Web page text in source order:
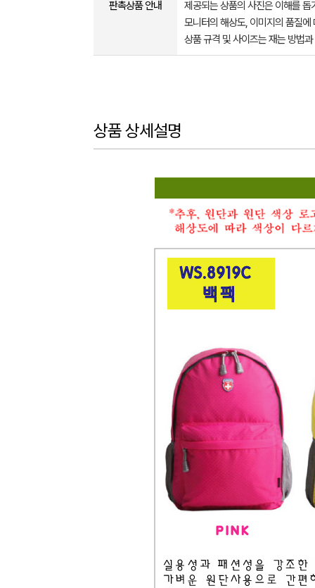
판촉상품 안내
제공되는 상품의 사진은 이해를
모니터의 해상도, 이미지의 품질
상품 규격 및 사이즈는 재는 방법
상품 상세설명